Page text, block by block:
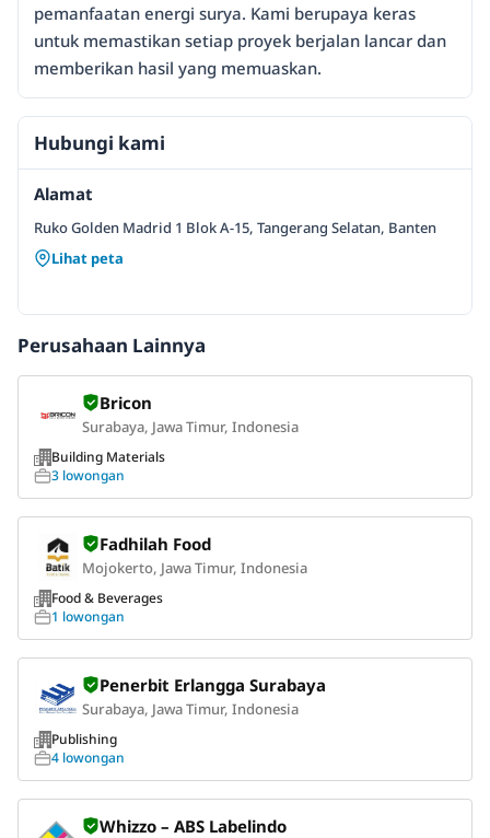
pemanfaatan energi surya. Kami berupaya keras
untuk memastikan setiap proyek berjalan lancar dan
memberikan hasil yang memuaskan.
Hubungi kami
Alamat
Ruko Golden Madrid 1 Blok A-15, Tangerang Selatan, Banten
Lihat peta
Perusahaan Lainnya
Bricon
Surabaya, Jawa Timur, Indonesia
Building Materials
3 lowongan
Fadhilah Food
Mojokerto, Jawa Timur, Indonesia
Food & Beverages
1 lowongan
Penerbit Erlangga Surabaya
Surabaya, Jawa Timur, Indonesia
Publishing
4 lowongan
Whizzo – ABS Labelindo